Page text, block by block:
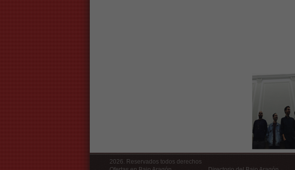
2026. Reservados todos derechos